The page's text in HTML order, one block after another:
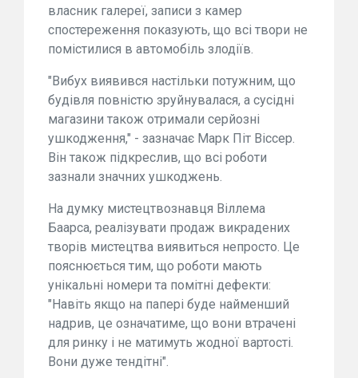
власник галереї, записи з камер
спостереження показують, що всі твори не
помістилися в автомобіль злодіїв.
"Вибух виявився настільки потужним, що
будівля повністю зруйнувалася, а сусідні
магазини також отримали серйозні
ушкодження," - зазначає Марк Піт Віссер.
Він також підкреслив, що всі роботи
зазнали значних ушкоджень.
На думку мистецтвознавця Віллема
Баарса, реалізувати продаж викрадених
творів мистецтва виявиться непросто. Це
пояснюється тим, що роботи мають
унікальні номери та помітні дефекти:
"Навіть якщо на папері буде найменший
надрив, це означатиме, що вони втрачені
для ринку і не матимуть жодної вартості.
Вони дуже тендітні".